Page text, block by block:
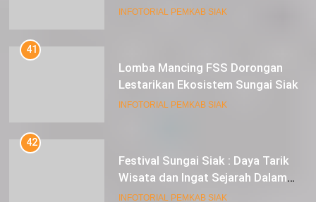
Pasar Tradisional
INFOTORIAL PEMKAB SIAK
41
Lomba Mancing FSS Dorongan
Lestarikan Ekosistem Sungai Siak
INFOTORIAL PEMKAB SIAK
42
Festival Sungai Siak : Daya Tarik
Wisata dan Ingat Sejarah Dalam
Lestarikan Peradaban
INFOTORIAL PEMKAB SIAK